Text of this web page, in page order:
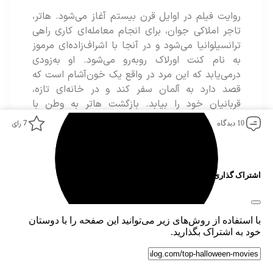
10 دیدگاه 7 رای
اشتراک گذاری
با استفاده از روش‌های زیر می‌توانید این صفحه را با دوستان
خود به اشتراک بگذارید.
روایت فیلم در اوایل قرن بیستم آغاز می‌شود. هاتر،
تاجر املاکی جوان، برای انجام معامله‌ای کاری راهی
ترانسیلوانیا می‌شود و در آنجا با اشراف‌زاده‌ای مرموز
به نام کنت اورلاک روبه‌رو می‌شود. او به‌زودی
درمی‌یابد که این مرد در واقع یک خون‌آشام است که
قصد دارد به آلمان سفر کند و در خانه‌ای تازه،
قربانیان خود را بیابد. بازگشت هاتر به وطن با
کابوسی همراه می‌شود، چرا که اورلاک هم به تعقیب
او می‌آید و سایه‌ی مرگ را بر شهر می‌گستراند. تنها با
فداکاری الن، همسر هاتر، امیدی برای متوقف‌کردن این
موجود اهریمنی باقی می‌ماند.
Psycho
سال پخش: 1960
کارگردان: آلفرد هیچکاک
به این مطلب رای بدهید